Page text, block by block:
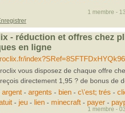
1 membre -
- réduction et offres chez
en ligne
vous disposez de chaque offre
directement 1,95 ? de bonus de
argent- argents - bien- c\'est; trés -
- jeu - lien- minecraft- payer-
1 membre -